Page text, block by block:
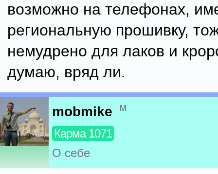
возможно на телефонах,
региональную прошивку,
немудрено для лаков и
думаю, вряд ли.
mobmike м
Карма 1071
О себе